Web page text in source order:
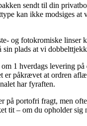
sendt til din
kan ikke modsiges
og fotokromiske
sin plads at vi
1 hverdags levering
er påkrævet at ordren
har fyraften.
på portofri fragt, men
tit – om du opholder